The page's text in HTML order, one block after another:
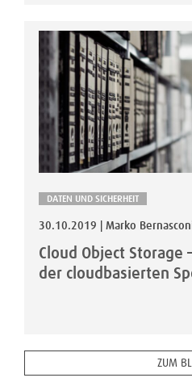
DATEN UND SICHERHEIT
30.10.2019 | Marko
Cloud Object
der cloudbasierten
ZUM